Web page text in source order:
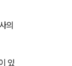
의
있